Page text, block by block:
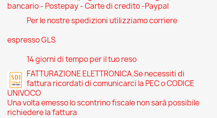
bancario - Postepay - Carte di credito -Paypal
Per le nostre spedizioni utilizziamo corriere
espresso GLS
14 giorni di tempo per il tuo reso
FATTURAZIONE ELETTRONICA.Se necessiti di
fattura ricordati di comunicarci la PEC o CODICE
UNIVOCO
Una volta emesso lo scontrino fiscale non sarà possibile
richiedere la fattura